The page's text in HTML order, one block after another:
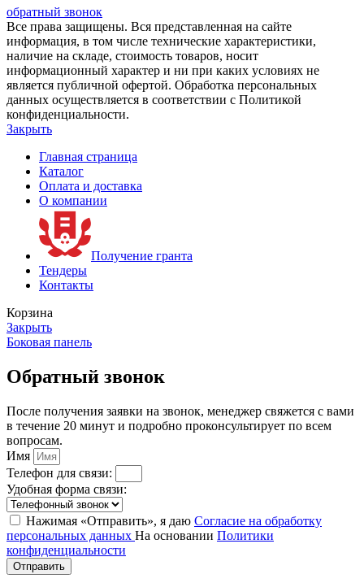
обратный звонок
Все права защищены. Вся представленная на сайте
информация, в том числе технические характеристики,
наличие на складе, стоимость товаров, носит
информационный характер и ни при каких условиях не
является публичной офертой. Обработка персональных
данных осуществляется в соответствии с Политикой
конфиденциальности.
Закрыть
Главная страница
Каталог
Оплата и доставка
О компании
Получение гранта
Тендеры
Контакты
Корзина
Закрыть
Боковая панель
Обратный звонок
После получения заявки на звонок, менеджер свяжется с вами
в течение 20 минут и подробно проконсультирует по всем
вопросам.
Имя
Телефон для связи:
Удобная форма связи:
Нажимая «Отправить», я даю Согласие на обработку
персональных данных На основании Политики
конфиденциальности
Отправить